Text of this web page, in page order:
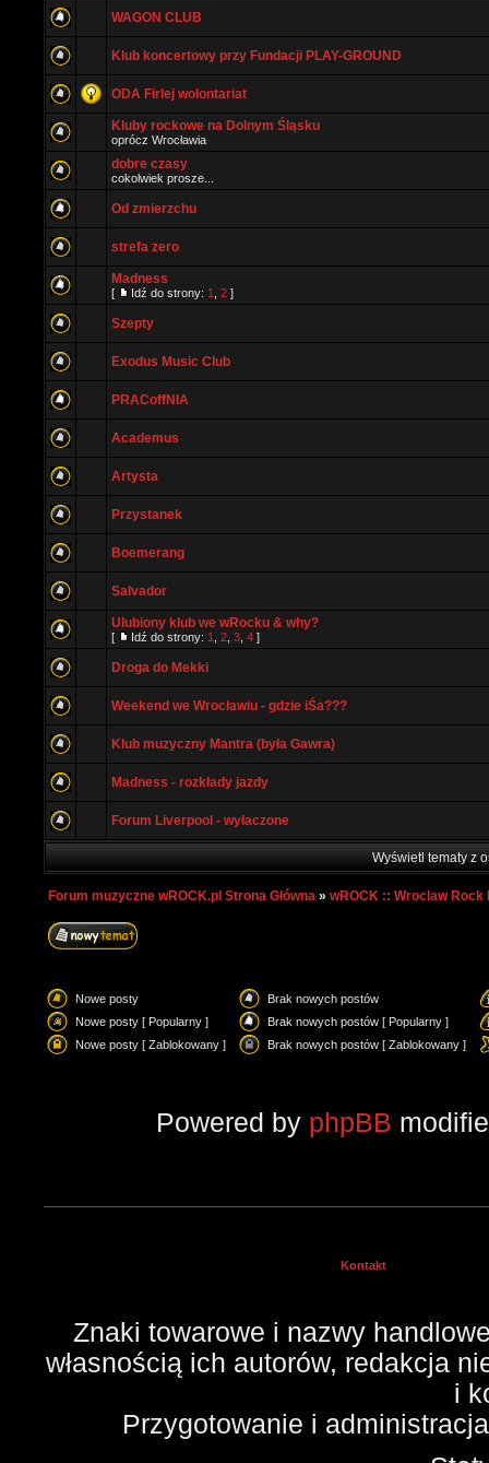
WAGON CLUB
Klub koncertowy przy Fundacji PLAY-GROUND
ODA Firlej wolontariat
Kluby rockowe na Dolnym Śląsku
oprócz Wrocławia
dobre czasy
cokolwiek prosze...
Od zmierzchu
strefa zero
Madness
[ Idź do strony: 1 2 ]
Szepty
Exodus Music Club
PRACoffNIA
Academus
Artysta
Przystanek
Boemerang
Salvador
Ulubiony klub we wRocku & why?
[ Idź do strony: 1 2 3 4 ]
Droga do Mekki
Weekend we Wrocławiu - gdzie iŚa???
Klub muzyczny Mantra (była Gawra)
Madness - rozkłady jazdy
Forum Liverpool - wyłaczone
Wyświetl tematy z
Forum muzyczne wROCK.pl Strona Główna » wROCK :: Wroclaw Rock
Nowe posty
Brak nowych postów
Nowe posty [ Popularny ]
Brak nowych postów [ Popularny ]
Nowe posty [ Zablokowany ]
Brak nowych postów [ Zablokowany ]
Powered by phpBB
Kontakt
Znaki towarowe i nazwy
własnością ich autorów, redakcja
i
Przygotowanie i